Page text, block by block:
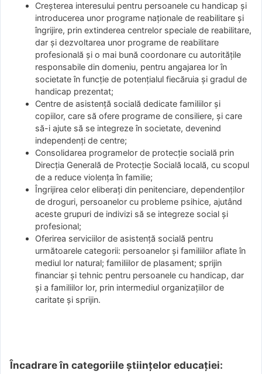
Creșterea interesului pentru persoanele cu handicap și
introducerea unor programe naționale de reabilitare și
îngrijire, prin extinderea centrelor speciale de reabilitare,
dar și dezvoltarea unor programe de reabilitare
profesională și o mai bună coordonare cu autoritățile
responsabile din domeniu, pentru angajarea lor în
societate în funcție de potențialul fiecăruia și gradul de
handicap prezentat;
Centre de asistență socială dedicate familiilor și
copiilor, care să ofere programe de consiliere, și care
să-i ajute să se integreze în societate, devenind
independenți de centre;
Consolidarea programelor de protecție socială prin
Direcția Generală de Protecție Socială locală, cu scopul
de a reduce violența în familie;
Îngrijirea celor eliberați din penitenciare, dependenților
de droguri, persoanelor cu probleme psihice, ajutând
aceste grupuri de indivizi să se integreze social și
profesional;
Oferirea serviciilor de asistență socială pentru
următoarele categorii: persoanelor și familiilor aflate în
mediul lor natural; familiilor de plasament; sprijin
financiar și tehnic pentru persoanele cu handicap, dar
și a familiilor lor, prin intermediul organizațiilor de
caritate și sprijin.
Încadrare în categoriile științelor educației: